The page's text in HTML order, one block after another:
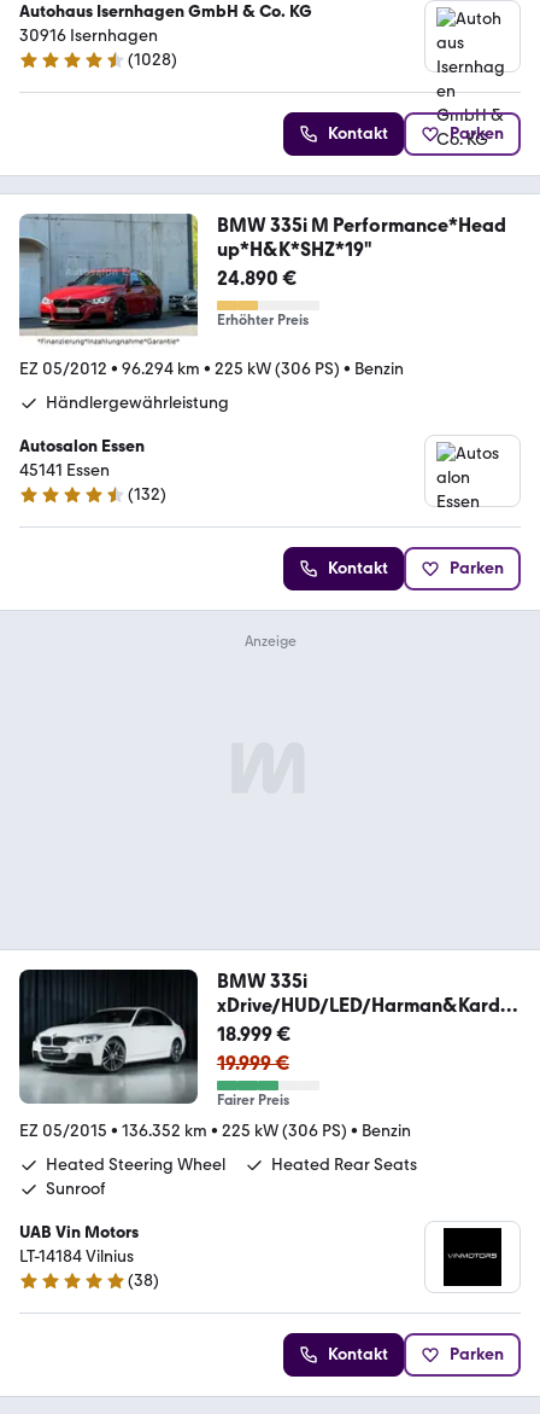
Autohaus Isernhagen GmbH & Co. KG
30916 Isernhagen
4.5 Sterne
(1028)
Kontakt Parken
BMW 335i M Performance*Head
up*H&K*SHZ*19"
24.890 €
Erhöhter Preis
EZ 05/2012 • 96.294 km • 225 kW (306 PS) • Benzin
Händlergewährleistung
Autosalon Essen
45141 Essen
4.4 Sterne
(132)
Kontakt Parken
BMW 335i
xDrive/HUD/LED/Harman&Kardo
n/360
18.999 €
19.999 €
Fairer Preis
EZ 05/2015 • 136.352 km • 225 kW (306 PS) • Benzin
Heated Steering Wheel
Heated Rear Seats
Sunroof
UAB Vin Motors
LT-14184 Vilnius
4.8 Sterne
(38)
Kontakt Parken